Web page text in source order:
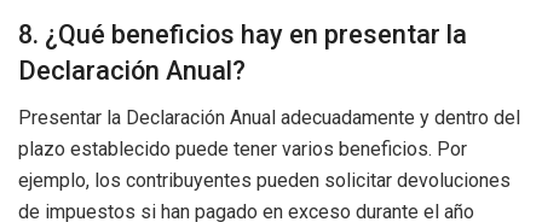
8. ¿Qué beneficios hay en presentar la
Declaración Anual?
Presentar la Declaración Anual adecuadamente y dentro del
plazo establecido puede tener varios beneficios. Por
ejemplo, los contribuyentes pueden solicitar devoluciones
de impuestos si han pagado en exceso durante el año